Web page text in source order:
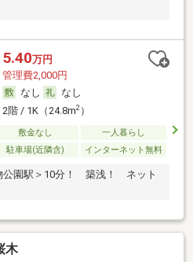
5.40万円
管理費2,000円
なし
なし
2階 / 1K（24.8m2）
敷金なし
一人暮らし
駐車場(近隣含) インターネット無料
公園駅＞10分！ 築浅！ ネット
木